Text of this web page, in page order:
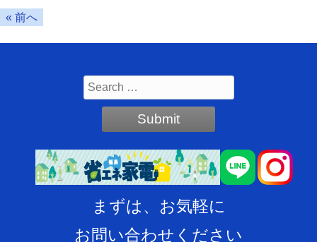
« 前へ
まずは、お気軽に
お問い合わせください